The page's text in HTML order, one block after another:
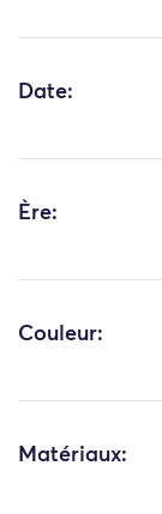
Date:
Ère:
Couleur:
Matériaux: